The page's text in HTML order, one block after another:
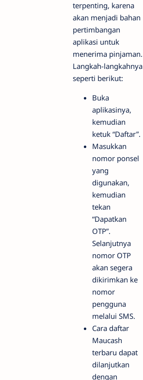
terpenting, karena
akan menjadi bahan
pertimbangan
aplikasi untuk
menerima pinjaman.
Langkah-langkahnya
seperti berikut:
Buka
aplikasinya,
kemudian
ketuk “Daftar”.
Masukkan
nomor ponsel
yang
digunakan,
kemudian
tekan
“Dapatkan
OTP”.
Selanjutnya
nomor OTP
akan segera
dikirimkan ke
nomor
pengguna
melalui SMS.
Cara daftar
Maucash
terbaru dapat
dilanjutkan
dengan